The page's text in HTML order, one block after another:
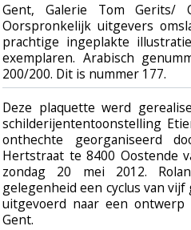
‎Gent, Galerie Tom Gerits/
Oorspronkelijk uitgevers
prachtige ingeplakte
exemplaren. Arabisch
200/200. Dit is nummer 177.‎
‎Deze plaquette werd
schilderijententoonstelling
onthechte georganiseerd
Hertstraat te 8400 Oostende
zondag 20 mei 2012.
gelegenheid een cyclus van
uitgevoerd naar een ontwerp
Gent.‎